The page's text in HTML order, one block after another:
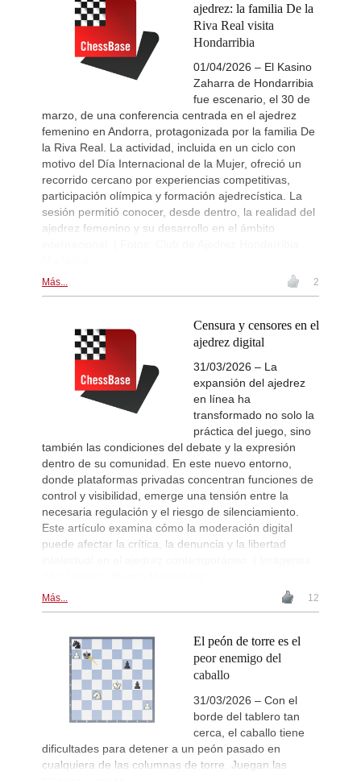
ajedrez: la familia De la
Riva Real visita
Hondarribia
01/04/2026 – El Kasino
Zaharra de Hondarribia
fue escenario, el 30 de
marzo, de una conferencia centrada en el ajedrez
femenino en Andorra, protagonizada por la familia De
la Riva Real. La actividad, incluida en un ciclo con
motivo del Día Internacional de la Mujer, ofreció un
recorrido cercano por experiencias competitivas,
participación olímpica y formación ajedrecística. La
sesión permitió conocer, desde dentro, la realidad del
ajedrez femenino y su desarrollo en el ámbito
Más... 2
Censura y censores en el
ajedrez digital
31/03/2026 – La
expansión del ajedrez
en línea ha
transformado no solo la
práctica del juego, sino
también las condiciones del debate y la expresión
dentro de su comunidad. En este nuevo entorno,
donde plataformas privadas concentran funciones de
control y visibilidad, emerge una tensión entre la
necesaria regulación y el riesgo de silenciamiento.
Este artículo examina cómo la moderación digital
puede afectar la crítica, la denuncia y la libertad
Más... 12
El peón de torre es el
peor enemigo del
caballo
31/03/2026 – Con el
borde del tablero tan
cerca, el caballo tiene
dificultades para detener a un peón pasado en
cualquiera de las columnas de torre. Juegan las